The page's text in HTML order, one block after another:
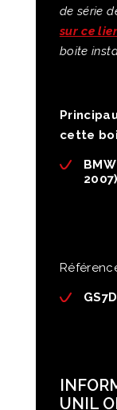
de série
sur ce
boite
cette
BMW
UNIL